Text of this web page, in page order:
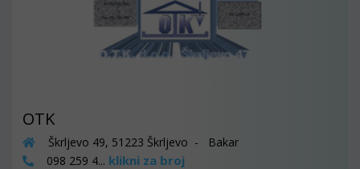
OTK
Škrljevo 49, 51223 Škrljevo - Bakar
098 259 4... klikni za broj